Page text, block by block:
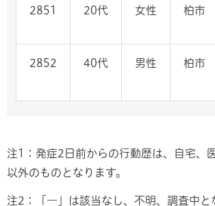
2851 20代 女性 柏市
2852 40代 男性 柏市
注1：発症2日前からの行動歴は、自宅、
以外のものとなります。
注2：「―」は該当なし、不明、調査中と